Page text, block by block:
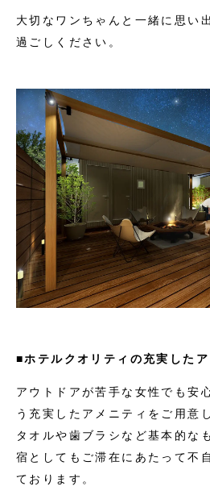
大切なワンちゃんと一緒に思い
過ごしください。
■ホテルクオリティの充実したア
アウトドアが苦手な女性でも安
う充実したアメニティをご用意
タオルや歯ブラシなど基本的な
宿としてもご滞在にあたって不
ております。